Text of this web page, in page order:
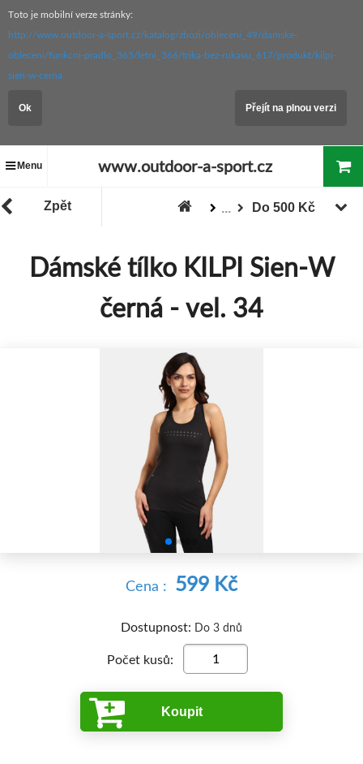
Toto je mobilní verze stránky:
http://www.outdoor-a-sport.cz/katalog/zbozi/obleceni_49/damske-
obleceni/funkcni-pradlo_365/letni_366/trika-bez-rukavu_617/produkt/kilpi-
sien-w-cerna
Ok Přejít na plnou verzi
Menu www.outdoor-a-sport.cz
Zpět ... Do 500 Kč
Dámské tílko KILPI Sien-W
černá - vel. 34
Cena : 599 Kč
Dostupnost: Do 3 dnů
Počet kusů:
Koupit